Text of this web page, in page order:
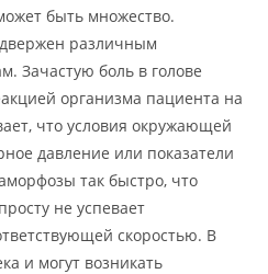
быть множество.
различным
Зачастую боль в голове
организма пациента на
что условия окружающей
давление или показатели
так быстро, что
не успевает
скоростью. В
и могут возникать